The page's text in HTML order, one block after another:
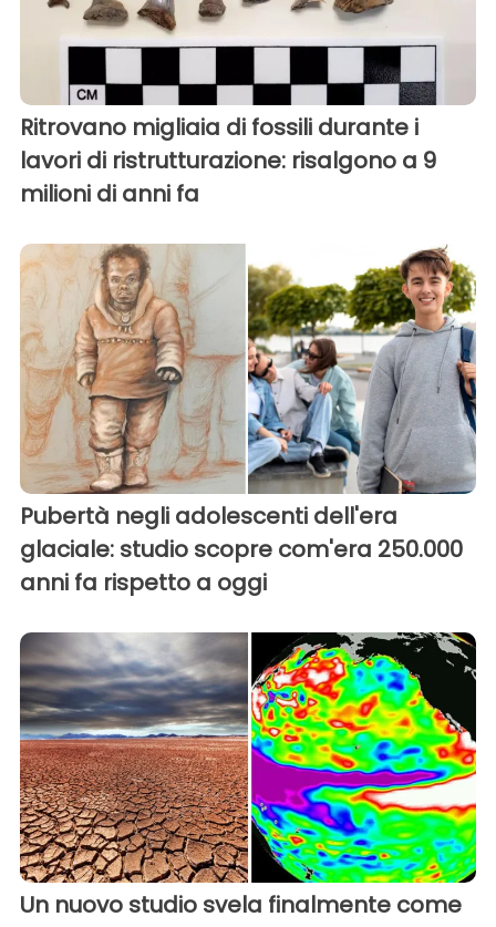
Ritrovano migliaia di fossili durante i
lavori di ristrutturazione: risalgono a 9
milioni di anni fa
Pubertà negli adolescenti dell'era
glaciale: studio scopre com'era 250.000
anni fa rispetto a oggi
Un nuovo studio svela finalmente come